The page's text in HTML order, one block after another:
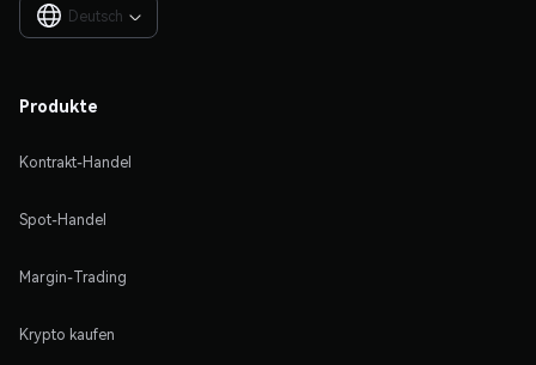
Deutsch 
Produkte
Kontrakt-Handel
Spot-Handel
Margin-Trading
Krypto kaufen